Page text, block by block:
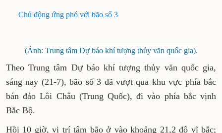
Chủ động ứng phó với bão số 3
(Ảnh: Trung tâm Dự báo khí tượng thủy văn quốc gia).
Theo Trung tâm Dự báo khí tượng thủy văn quốc gia,
sáng nay (21-7), bão số 3 đã vượt qua khu vực phía bắc
bán đảo Lôi Châu (Trung Quốc), đi vào phía bắc vịnh
Bắc Bộ.
Hồi 10 giờ, vị trí tâm bão ở vào khoảng 21,2 độ vĩ bắc;